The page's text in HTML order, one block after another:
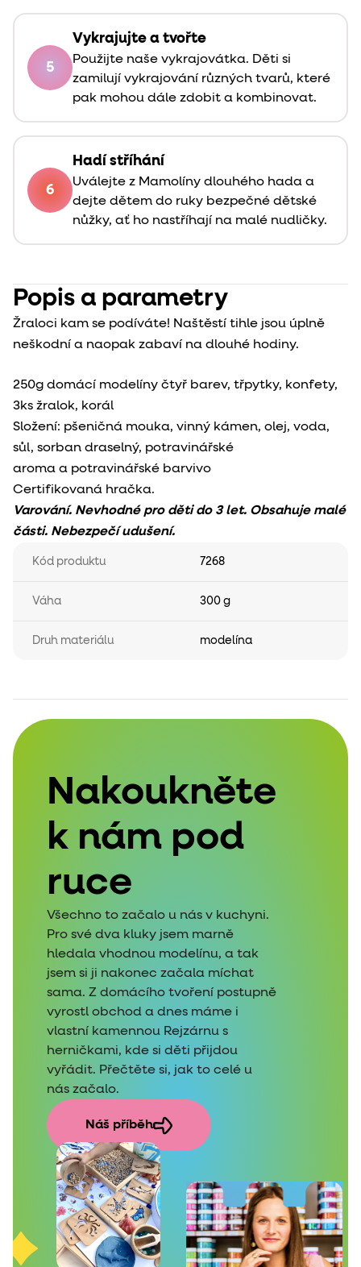
5
Vykrajujte a tvořte
Použijte naše vykrajovátka. Děti si
zamilují vykrajování různých tvarů, které
pak mohou dále zdobit a kombinovat.
6
Hadí stříhání
Uválejte z Mamolíny dlouhého hada a
dejte dětem do ruky bezpečné dětské
nůžky, ať ho nastříhají na malé nudličky.
Popis a parametry
Žraloci kam se podíváte! Naštěstí tihle jsou úplně
neškodní a naopak zabaví na dlouhé hodiny.
250g domácí modelíny čtyř barev, třpytky, konfety,
3ks žralok, korál
Složení: pšeničná mouka, vinný kámen, olej, voda,
sůl, sorban draselný, potravinářské
aroma a potravinářské barvivo
Certifikovaná hračka.
Varování. Nevhodné pro děti do 3 let. Obsahuje malé
části. Nebezpečí udušení.
Kód produktu 7268
Váha 300 g
Druh materiálu modelína
Nakoukněte
k nám pod
ruce
Všechno to začalo u nás v kuchyni.
Pro své dva kluky jsem marně
hledala vhodnou modelínu, a tak
jsem si ji nakonec začala míchat
sama. Z domácího tvoření postupně
vyrostl obchod a dnes máme i
vlastní kamennou Rejzárnu s
herničkami, kde si děti přijdou
vyřádit. Přečtěte si, jak to celé u
nás začalo.
Náš příběh